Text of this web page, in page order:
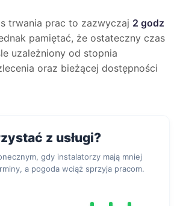
trwania prac to zazwyczaj 2 godz
pamiętać, że ostateczny czas
uzależniony od stopnia
oraz bieżącej dostępności
z usługi?
gdy instalatorzy mają mniej
a pogoda wciąż sprzyja pracom.